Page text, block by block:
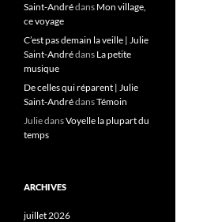
Saint-Andrédans Mon village,
ce voyage
C’est pas demain la veille | Julie
Saint-Andrédans La petite
musique
De celles qui réparent | Julie
Saint-AndrédansTémoin
JuliedansVoyelle la plupart du
temps
ARCHIVES
juillet 2026